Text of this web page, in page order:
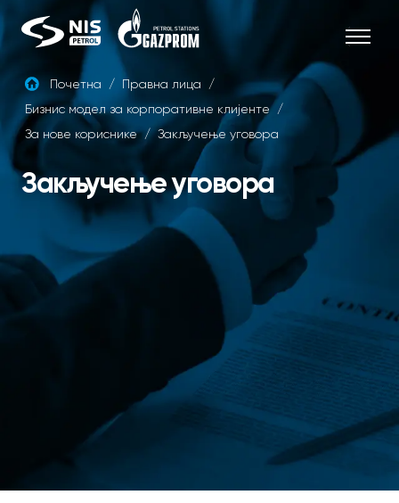
content
Почетна / Правна лица
/
Бизнис модел за корпоративне клијенте /
За нове кориснике / Закључење уговора
Закључење уговора